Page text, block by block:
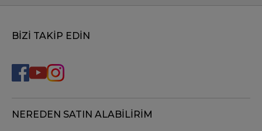
BİZİ TAKİP EDİN
NEREDEN SATIN ALABİLİRİM